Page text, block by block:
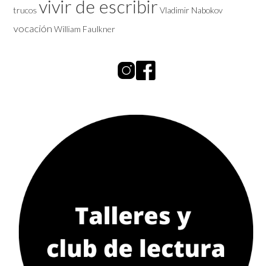
trucos vivir de escribirVladimir Nabokov
vocación William Faulkner